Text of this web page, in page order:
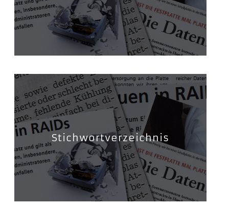
Stichwortverzeichnis